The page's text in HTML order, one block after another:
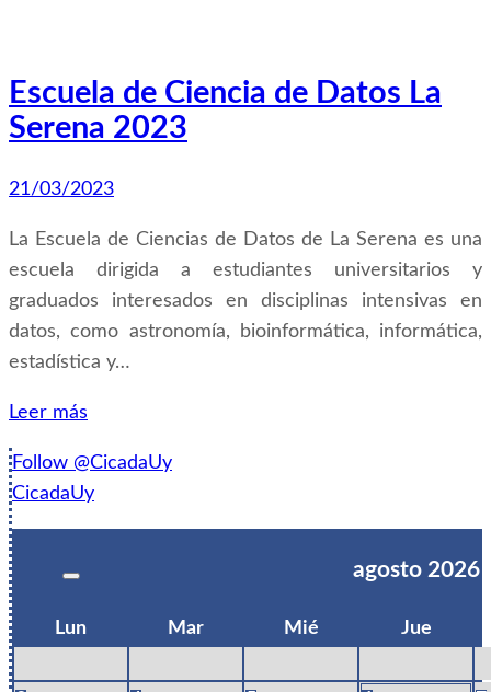
Escuela de Ciencia de Datos La
Serena 2023
21/03/2023
La Escuela de Ciencias de Datos de La Serena es una
escuela dirigida a estudiantes universitarios y
graduados interesados en disciplinas intensivas en
datos, como astronomía, bioinformática, informática,
estadística y…
Leer más
Follow @CicadaUy
CicadaUy
agosto 2026
Lun Mar Mié Jue